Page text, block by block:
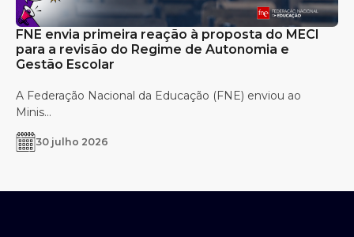
FNE envia primeira reação à proposta do MECI
para a revisão do Regime de Autonomia e
Gestão Escolar
A Federação Nacional da Educação (FNE) enviou ao
Minis...
30 julho 2026